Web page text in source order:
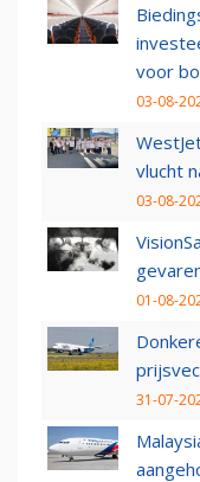
voor
03-08-
vlucht
03-08-
01-08-
31-07-